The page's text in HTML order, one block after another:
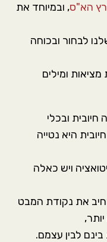
הא"ס, ובמיוחד את
לבחור ובכוחה
ומילים
ובכלי
היא נטייה
ויש כאלה
את נקודת המבט
לבין עצמם.